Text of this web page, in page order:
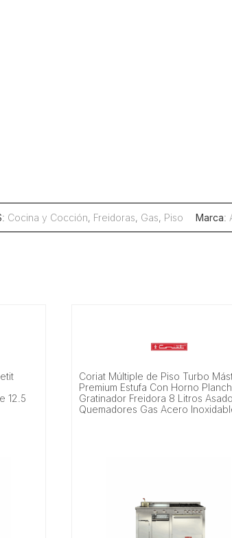
: Cocina y Cocción, Freidoras, Gas, Piso Marca:
12.5
Coriat Múltiple de Piso Turbo
Premium Estufa Con Horno
Gratinador Freidora 8 Litros
Quemadores Gas Acero